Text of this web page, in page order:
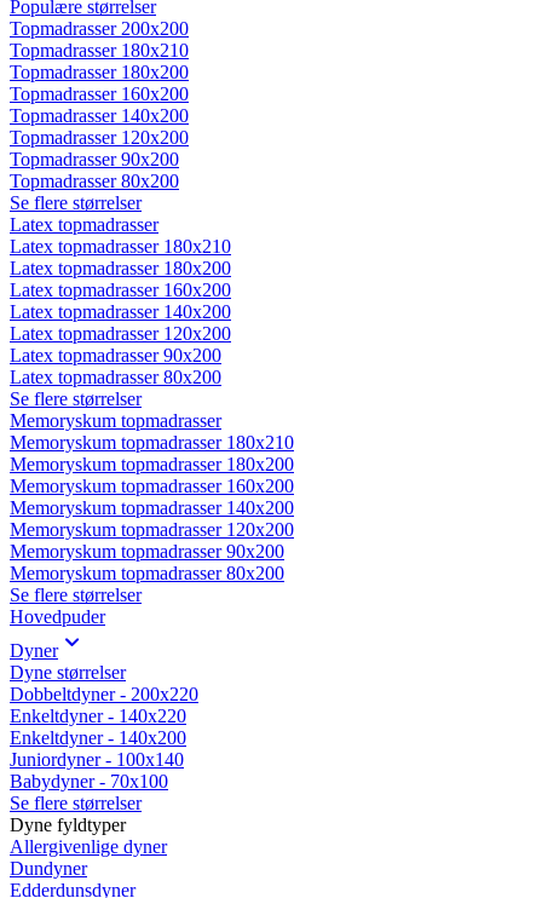
Populære størrelser
Topmadrasser 200x200
Topmadrasser 180x210
Topmadrasser 180x200
Topmadrasser 160x200
Topmadrasser 140x200
Topmadrasser 120x200
Topmadrasser 90x200
Topmadrasser 80x200
Se flere størrelser
Latex topmadrasser
Latex topmadrasser 180x210
Latex topmadrasser 180x200
Latex topmadrasser 160x200
Latex topmadrasser 140x200
Latex topmadrasser 120x200
Latex topmadrasser 90x200
Latex topmadrasser 80x200
Se flere størrelser
Memoryskum topmadrasser
Memoryskum topmadrasser 180x210
Memoryskum topmadrasser 180x200
Memoryskum topmadrasser 160x200
Memoryskum topmadrasser 140x200
Memoryskum topmadrasser 120x200
Memoryskum topmadrasser 90x200
Memoryskum topmadrasser 80x200
Se flere størrelser
Hovedpuder
Dyner
Dyne størrelser
Dobbeltdyner - 200x220
Enkeltdyner - 140x220
Enkeltdyner - 140x200
Juniordyner - 100x140
Babydyner - 70x100
Se flere størrelser
Dyne fyldtyper
Allergivenlige dyner
Dundyner
Edderdunsdyner